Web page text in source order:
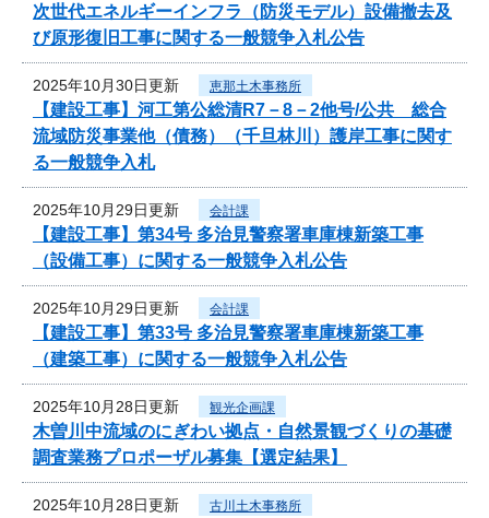
次世代エネルギーインフラ（防災モデル）設備撤去及
び原形復旧工事に関する一般競争入札公告
2025年10月30日更新 恵那土木事務所
【建設工事】河工第公総清R7－8－2他号/公共 総合
流域防災事業他（債務）（千旦林川）護岸工事に関す
る一般競争入札
2025年10月29日更新 会計課
【建設工事】第34号 多治見警察署車庫棟新築工事
（設備工事）に関する一般競争入札公告
2025年10月29日更新 会計課
【建設工事】第33号 多治見警察署車庫棟新築工事
（建築工事）に関する一般競争入札公告
2025年10月28日更新 観光企画課
木曽川中流域のにぎわい拠点・自然景観づくりの基礎
調査業務プロポーザル募集【選定結果】
2025年10月28日更新 古川土木事務所